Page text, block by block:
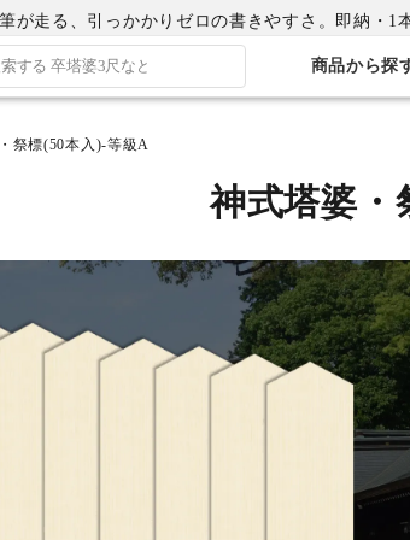
筆が走る、引っかかりゼロの書きやすさ。即納・1本から
商品から探
祭標(50本入)-等級A
神式塔婆・